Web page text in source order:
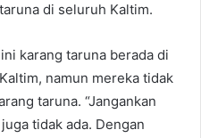
di seluruh Kaltim.
karang taruna berada di
namun mereka tidak
taruna. “Jangankan
tidak ada. Dengan